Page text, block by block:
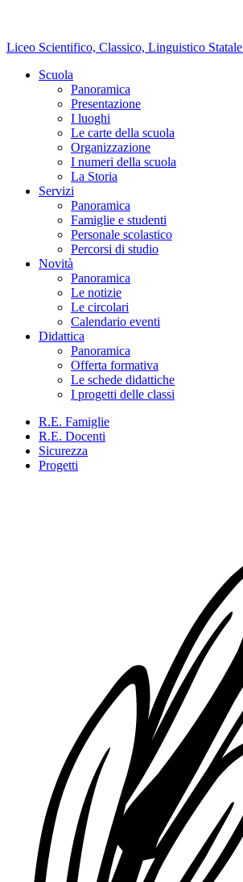
Liceo Scientifico, Classico, Linguistico Statale
Scuola
Panoramica
Presentazione
I luoghi
Le carte della scuola
Organizzazione
I numeri della scuola
La Storia
Servizi
Panoramica
Famiglie e studenti
Personale scolastico
Percorsi di studio
Novità
Panoramica
Le notizie
Le circolari
Calendario eventi
Didattica
Panoramica
Offerta formativa
Le schede didattiche
I progetti delle classi
R.E. Famiglie
R.E. Docenti
Sicurezza
Progetti